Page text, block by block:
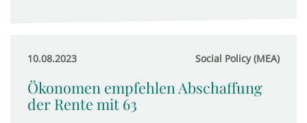
10.08.2023 Social Policy (MEA)
Ökonomen empfehlen Abschaffung
der Rente mit 63